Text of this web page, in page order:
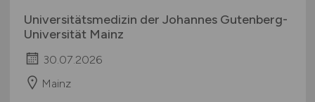
Universitätsmedizin der Johannes Gutenberg-
Universität Mainz
30.07.2026
Mainz